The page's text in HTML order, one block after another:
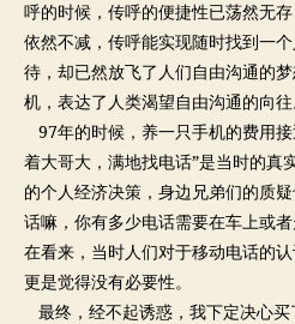
呼的时候，传呼的便捷性已荡然无
依然不减，传呼能实现随时找到一
待，却已然放飞了人们自由沟通的
机，表达了人类渴望自由沟通的向往
97年的时候，养一只手机的费用
着大哥大，满地找电话”是当时的真
的个人经济决策，身边兄弟们的质
话嘛，你有多少电话需要在车上或
在看来，当时人们对于移动电话的
更是觉得没有必要性。
最终，经不起诱惑，我下定决心